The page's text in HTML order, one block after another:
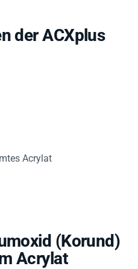
der ACXplus
Acrylat
(Korund)
Acrylat